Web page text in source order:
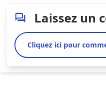
Laissez un
Cliquez ici pour